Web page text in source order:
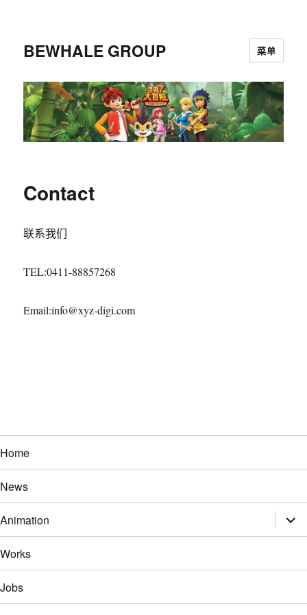
BEWHALE GROUP 菜单
Contact
联系我们
TEL:0411-88857268
Email:info@xyz-digi.com
Home
News
Animation 展
开
子
Works
Jobs